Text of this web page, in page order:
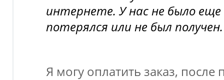
интернете. У нас не было еще
потерялся или не был получен.
Я могу оплатить заказ,